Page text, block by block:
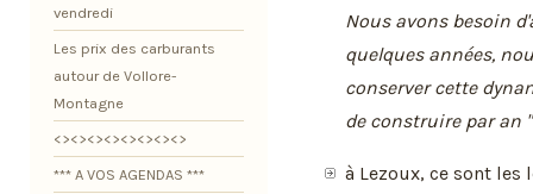
Nous avons besoin
quelques années,
conserver cette
de construire par an "
à Lezoux, ce sont
vendredi
Les prix des carburants
autour de Vollore-
Montagne
<><><><><><><><>
*** A VOS AGENDAS ***